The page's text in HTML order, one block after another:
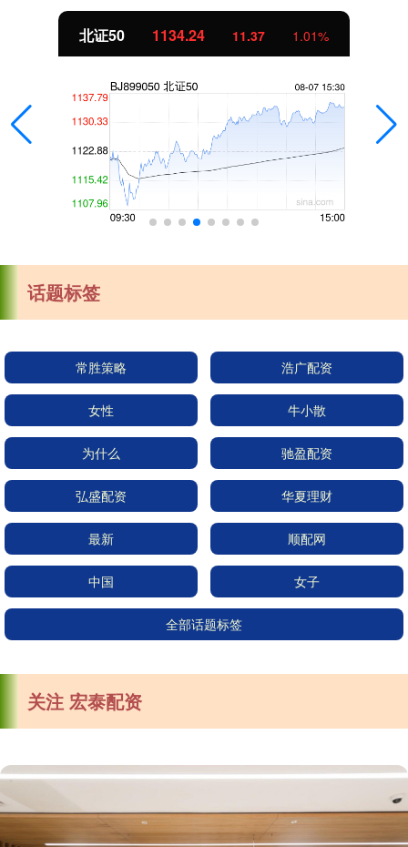
北证50 1134.24 11.37 1.01%
话题标签
常胜策略 浩广配资
女性 牛小散
为什么 驰盈配资
弘盛配资 华夏理财
最新 顺配网
中国 女子
全部话题标签
关注 宏泰配资